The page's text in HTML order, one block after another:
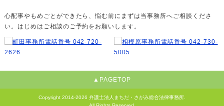
心配事やもめごとができたら、悩む前にまずは当事務所へご相談くださ
い。はじめはご相談のご予約をお願いします。
▲PAGETOP
Copyright 2014-2026 弁護士法人まちだ・さがみ総合法律事務所.